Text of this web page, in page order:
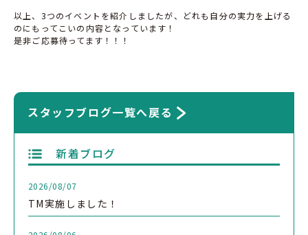
以上、 3つのイベントを紹介しましたが、どれも自分の実力を上げる
のにもってこいの内容となっています！
是非ご応募待ってます！！！
スタッフブログ一覧へ戻る
新着ブログ
2026/08/07
TM実施しました！